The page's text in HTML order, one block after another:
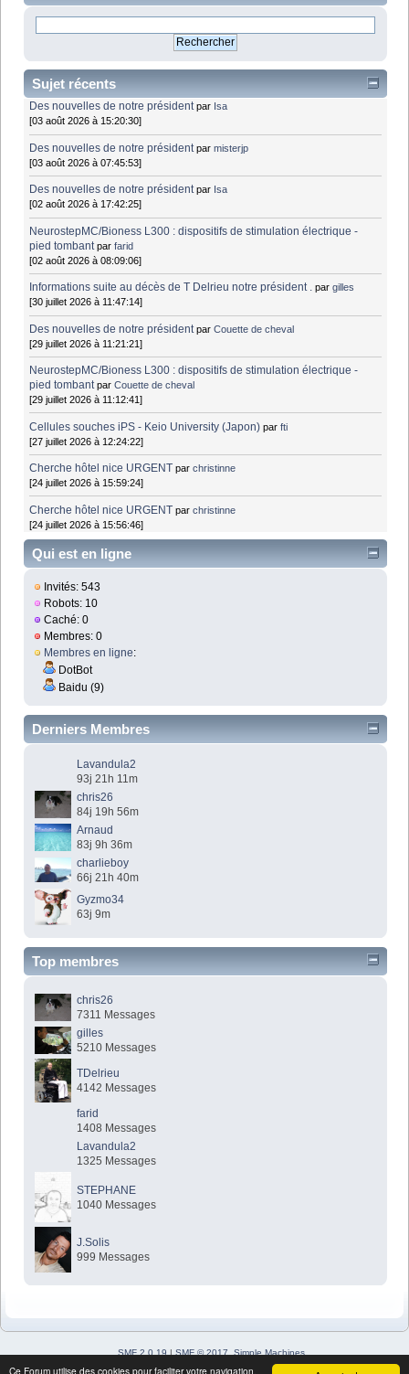
Ce Forum utilise des cookies pour faciliter votre navigation.
Sujet récents
Des nouvelles de notre président par Isa
[03 août 2026 à 15:20:30]
Des nouvelles de notre président parmisterjp
[03 août 2026 à 07:45:53]
Des nouvelles de notre président par Isa
[02 août 2026 à 17:42:25]
NeurostepMC/Bioness L300 : dispositifs de stimulation électrique -
pied tombant parfarid
[02 août 2026 à 08:09:06]
Informations suite au décès de T Delrieu notre président . pargilles
[30 juillet 2026 à 11:47:14]
Des nouvelles de notre président parCouette de cheval
[29 juillet 2026 à 11:21:21]
NeurostepMC/Bioness L300 : dispositifs de stimulation électrique -
pied tombant parCouette de cheval
[29 juillet 2026 à 11:12:41]
Cellules souches iPS - Keio University (Japon) parfti
[27 juillet 2026 à 12:24:22]
Cherche hôtel nice URGENT parchristinne
[24 juillet 2026 à 15:59:24]
Cherche hôtel nice URGENT parchristinne
[24 juillet 2026 à 15:56:46]
Qui est en ligne
Invités: 543
Robots: 10
Caché: 0
Membres: 0
Membres en ligne:
DotBot
Baidu (9)
Derniers Membres
Lavandula2
93j 21h 11m
chris26
84j 19h 56m
Arnaud
83j 9h 36m
charlieboy
66j 21h 40m
Gyzmo34
63j 9m
Top membres
chris26
7311 Messages
gilles
5210 Messages
TDelrieu
4142 Messages
farid
1408 Messages
Lavandula2
1325 Messages
STEPHANE
1040 Messages
J.Solis
999 Messages
SMF 2.0.19 | SMF © 2017
Simple Machines
Simple Audio Video Embedder